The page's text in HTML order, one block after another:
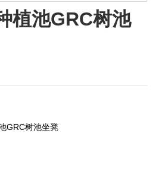
植池GRC树池
GRC树池坐凳